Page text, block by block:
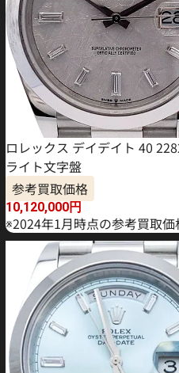
ロレックス デイデイト 40
ライト文字盤
参考買取価格
10,120,000円
※2024年1月時点の参考買取価